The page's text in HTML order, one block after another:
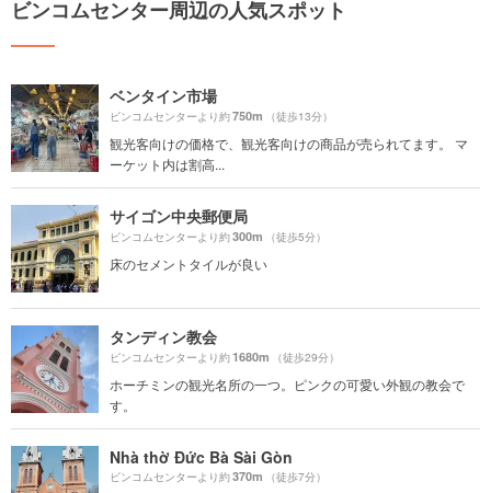
ビンコムセンター周辺の人気スポット
ベンタイン市場
ビンコムセンターより約750m （徒歩13分）
観光客向けの価格で、観光客向けの商品が売られてます。 マ
ーケット内は割高...
サイゴン中央郵便局
ビンコムセンターより約300m （徒歩5分）
床のセメントタイルが良い
タンディン教会
ビンコムセンターより約1680m （徒歩29分）
ホーチミンの観光名所の一つ。ピンクの可愛い外観の教会で
す。
Nhà thờ Đức Bà Sài Gòn
ビンコムセンターより約370m （徒歩7分）